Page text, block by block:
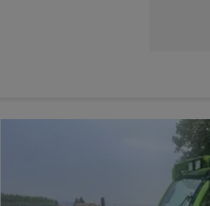
% par rapport à